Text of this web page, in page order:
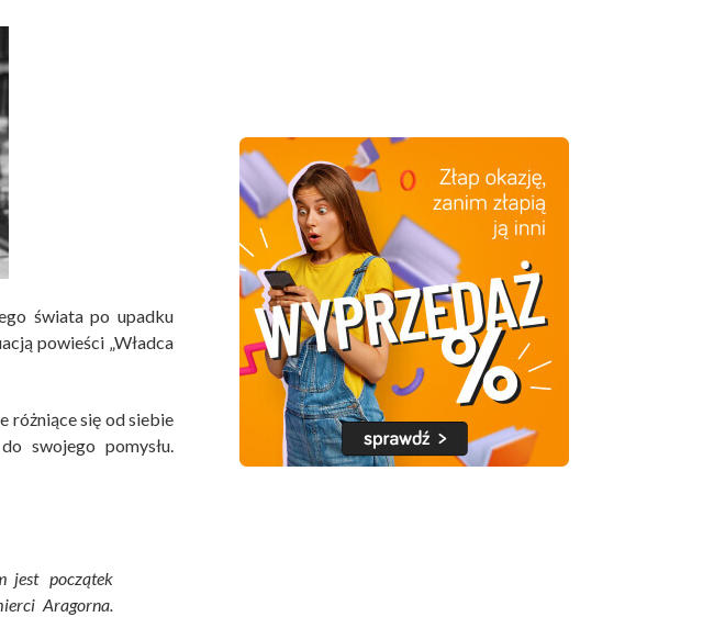
świata po upadku
powieści „Władca
różniące się od siebie
swojego pomysłu.
jest początek
Aragorna.